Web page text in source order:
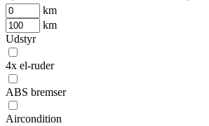
km
km
Udstyr
4x el-ruder
ABS bremser
Aircondition